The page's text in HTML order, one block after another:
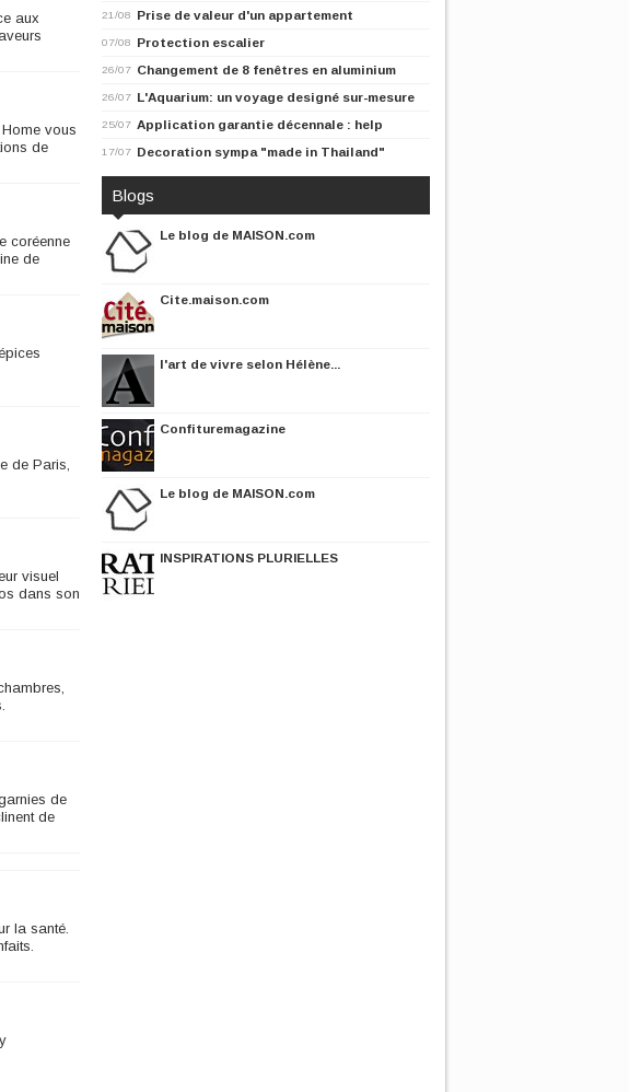
aux
vous
de
coréenne
de
de Paris,
visuel
dans son
de
de
la santé.
21/08 Prise de valeur d'un appartement
07/08 Protection escalier
26/07 Changement de 8 fenêtres en aluminium
26/07 L'Aquarium: un voyage designé sur-mesure
25/07 Application garantie décennale : help
17/07 Decoration sympa "made in Thailand"
Blogs
Le blog de MAISON.com
Cite.maison.com
l'art de vivre selon Hélène...
Confituremagazine
Le blog de MAISON.com
INSPIRATIONS PLURIELLES